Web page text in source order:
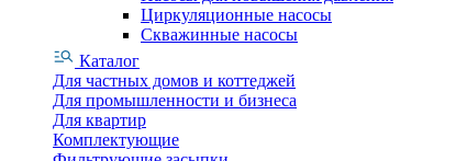
Циркуляционные насосы
Скважинные насосы
Каталог
Для частных домов и коттеджей
Для промышленности и бизнеса
Для квартир
Комплектующие